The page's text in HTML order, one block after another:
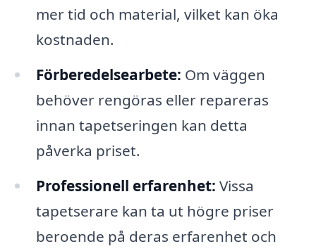
mer tid och material, vilket kan öka
kostnaden.
Förberedelsearbete: Om väggen
behöver rengöras eller repareras
innan tapetseringen kan detta
påverka priset.
Professionell erfarenhet: Vissa
tapetserare kan ta ut högre priser
beroende på deras erfarenhet och